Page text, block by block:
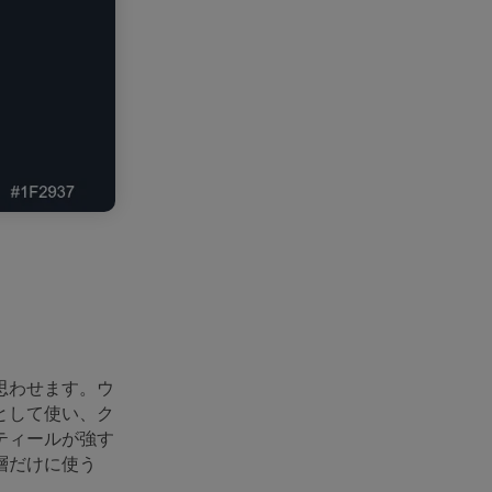
わせます。ウ
して使い、ク
ィールが強す
だけに使う